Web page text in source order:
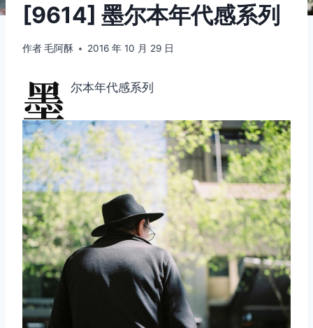
[9614] 墨尔本年代感系列
作者毛阿酥 2016 年 10 月 29 日
墨 尔本年代感系列